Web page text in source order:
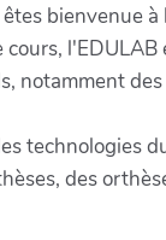
bienvenue à
l'EDULAB
notamment
technologies
des